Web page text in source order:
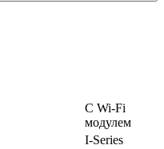
С Wi-Fi
модулем
I-Series